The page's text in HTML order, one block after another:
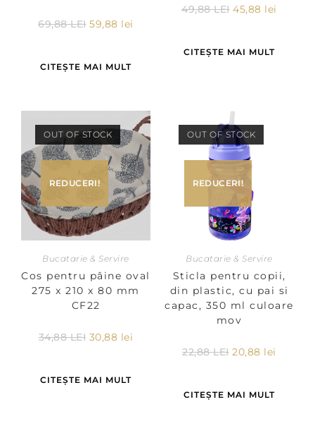
69,88LEI 59,88 lei
CITEȘTE MAI MULT
49,88LEI 45,88 lei
CITEȘTE MAI MULT
OUT OF STOCK
REDUCERI!
Bucatarie & Servire
Cos pentru pâine oval
275 x 210 x 80 mm
CF22
34,88LEI 30,88 lei
CITEȘTE MAI MULT
OUT OF STOCK
REDUCERI!
Bucatarie & Servire
Sticla pentru copii,
din plastic, cu pai si
capac, 350 ml culoare
mov
22,88LEI 20,88 lei
CITEȘTE MAI MULT